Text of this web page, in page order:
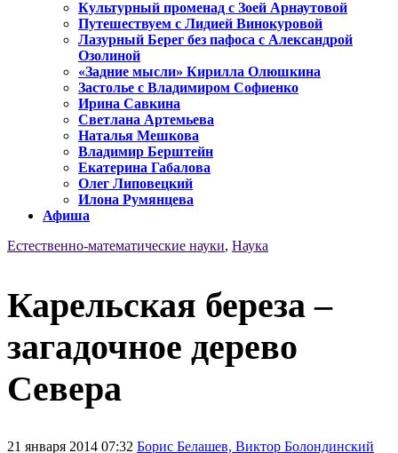
Культурный променад с Зоей Арнаутовой
Путешествуем с Лидией Винокуровой
Лазурный Берег без пафоса с Александрой
Озолиной
«Задние мысли» Кирилла Олюшкина
Застолье с Владимиром Софиенко
Ирина Савкина
Светлана Артемьева
Наталья Мешкова
Владимир Берштейн
Екатерина Габалова
Олег Липовецкий
Илона Румянцева
Афиша
Естественно-математические науки, Наука
Карельская береза –
загадочное дерево
Севера
21 января 2014 07:32 Борис Белашев, Виктор Болондинский